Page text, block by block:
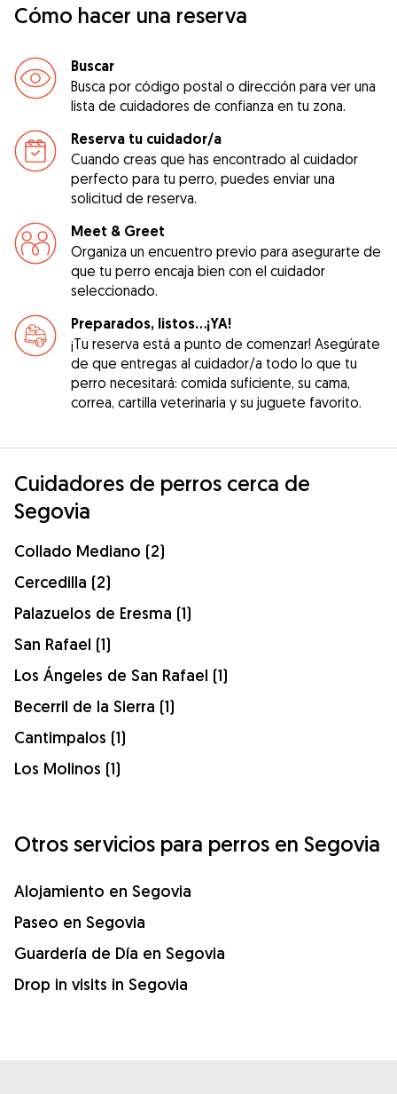
Cómo hacer una reserva
Buscar
Busca por código postal o dirección para ver una
lista de cuidadores de confianza en tu zona.
Reserva tu cuidador/a
Cuando creas que has encontrado al cuidador
perfecto para tu perro, puedes enviar una
solicitud de reserva.
Meet & Greet
Organiza un encuentro previo para asegurarte de
que tu perro encaja bien con el cuidador
seleccionado.
Preparados, listos...¡YA!
¡Tu reserva está a punto de comenzar! Asegúrate
de que entregas al cuidador/a todo lo que tu
perro necesitará: comida suficiente, su cama,
correa, cartilla veterinaria y su juguete favorito.
Cuidadores de perros cerca de
Segovia
Collado Mediano (2)
Cercedilla (2)
Palazuelos de Eresma (1)
San Rafael (1)
Los Ángeles de San Rafael (1)
Becerril de la Sierra (1)
Cantimpalos (1)
Los Molinos (1)
Otros servicios para perros en Segovia
Alojamiento en Segovia
Paseo en Segovia
Guardería de Día en Segovia
Drop in visits in Segovia